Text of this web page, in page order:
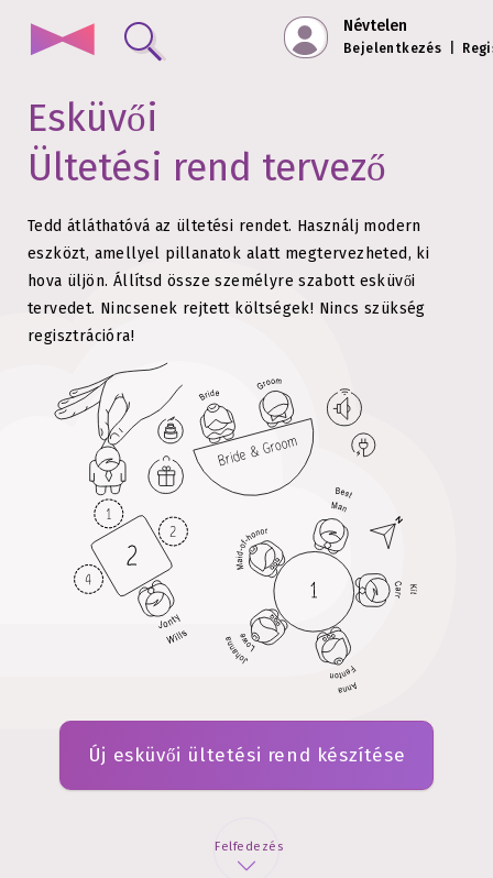
Névtelen
Bejelentkezés
Esküvői
Ültetési rend tervező
Tedd átláthatóvá az ültetési rendet. Használj modern
eszközt, amellyel pillanatok alatt megtervezheted, ki
hova üljön. Állítsd össze személyre szabott esküvői
tervedet. Nincsenek rejtett költségek! Nincs szükség
regisztrációra!
Új esküvői ültetési rend készítése
Felfedezés